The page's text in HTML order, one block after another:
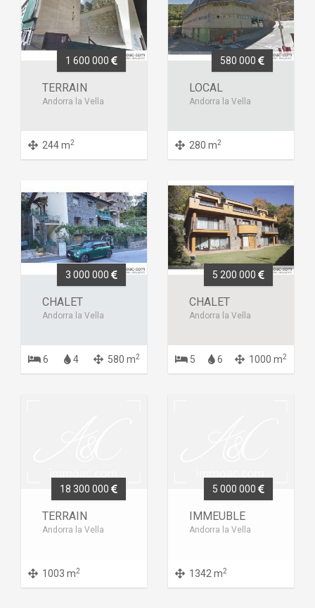
1 600 000
TERRAIN
Andorra la Vella
244 m2
580 000
LOCAL
Andorra la Vella
280 m2
3 000 000
CHALET
Andorra la Vella
6 4 580 m2
5 200 000
CHALET
Andorra la Vella
5 6 1000 m2
18 300 000
TERRAIN
Andorra la Vella
1003 m2
5 000 000
IMMEUBLE
Andorra la Vella
1342 m2